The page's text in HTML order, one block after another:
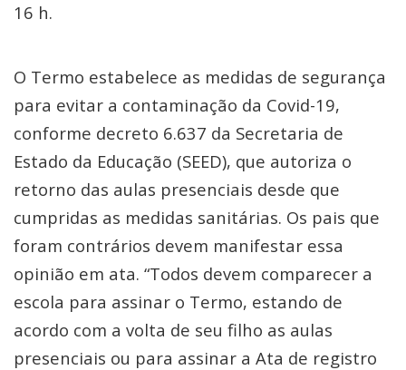
16 h.
O Termo estabelece as medidas de segurança
para evitar a contaminação da Covid-19,
conforme decreto 6.637 da Secretaria de
Estado da Educação (SEED), que autoriza o
retorno das aulas presenciais desde que
cumpridas as medidas sanitárias. Os pais que
foram contrários devem manifestar essa
opinião em ata. “Todos devem comparecer a
escola para assinar o Termo, estando de
acordo com a volta de seu filho as aulas
presenciais ou para assinar a Ata de registro